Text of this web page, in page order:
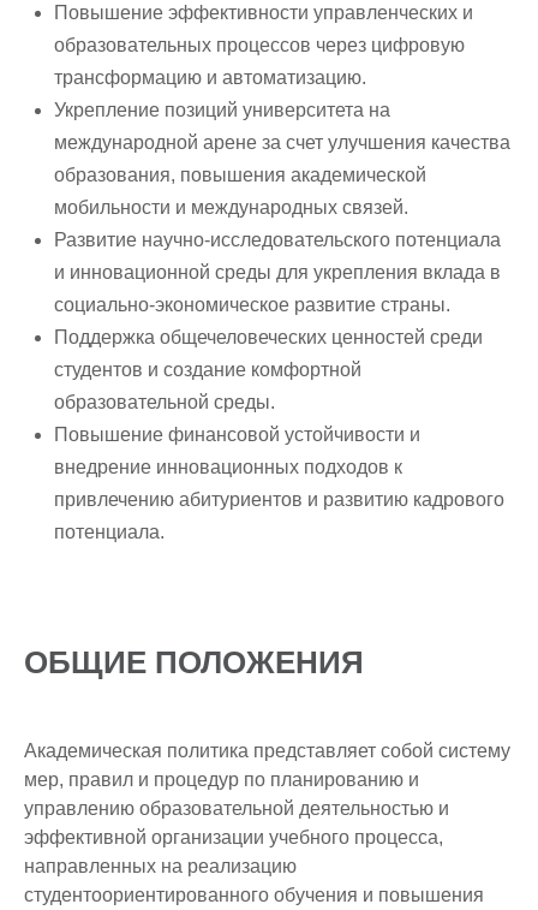
Повышение эффективности управленческих и
образовательных процессов через цифровую
трансформацию и автоматизацию.
Укрепление позиций университета на
международной арене за счет улучшения качества
образования, повышения академической
мобильности и международных связей.
Развитие научно-исследовательского потенциала
и инновационной среды для укрепления вклада в
социально-экономическое развитие страны.
Поддержка общечеловеческих ценностей среди
студентов и создание комфортной
образовательной среды.
Повышение финансовой устойчивости и
внедрение инновационных подходов к
привлечению абитуриентов и развитию кадрового
потенциала.
ОБЩИЕ ПОЛОЖЕНИЯ
Академическая политика представляет собой систему
мер, правил и процедур по планированию и
управлению образовательной деятельностью и
эффективной организации учебного процесса,
направленных на реализацию
студентоориентированного обучения и повышения